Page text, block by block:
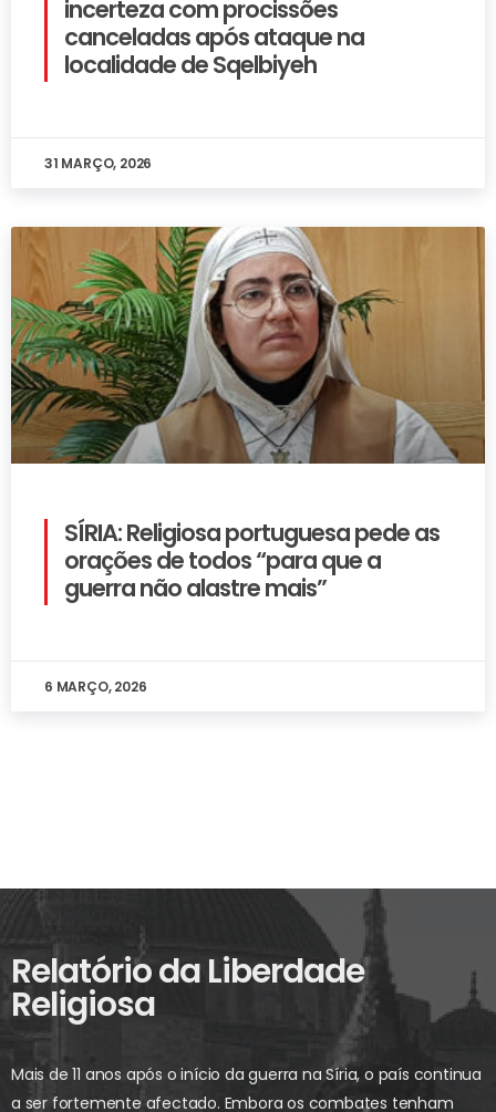
incerteza com procissões
canceladas após ataque na
localidade de Sqelbiyeh
31 MARÇO, 2026
SÍRIA: Religiosa portuguesa pede as
orações de todos “para que a
guerra não alastre mais”
6 MARÇO, 2026
Relatório da Liberdade
Religiosa
Mais de 11 anos após o início da guerra na Síria, o país continua
a ser fortemente afectado. Embora os combates tenham